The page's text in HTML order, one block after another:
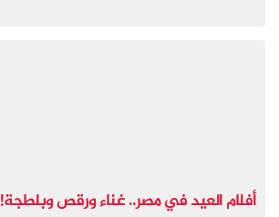
أفلام العيد في مصر.. غناء ورقص وبلطجة!